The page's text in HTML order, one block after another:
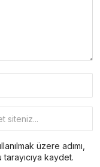
üzere adımı,
kaydet.